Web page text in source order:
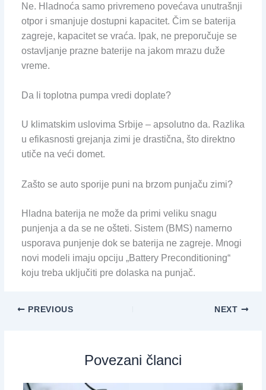
Ne. Hladnoća samo privremeno povećava unutrašnji
otpor i smanjuje dostupni kapacitet. Čim se baterija
zagreje, kapacitet se vraća. Ipak, ne preporučuje se
ostavljanje prazne baterije na jakom mrazu duže
vreme.
Da li toplotna pumpa vredi doplate?
U klimatskim uslovima Srbije – apsolutno da. Razlika
u efikasnosti grejanja zimi je drastična, što direktno
utiče na veći domet.
Zašto se auto sporije puni na brzom punjaču zimi?
Hladna baterija ne može da primi veliku snagu
punjenja a da se ne ošteti. Sistem (BMS) namerno
usporava punjenje dok se baterija ne zagreje. Mnogi
novi modeli imaju opciju „Battery Preconditioning“
koju treba uključiti pre dolaska na punjač.
PREVIOUS NEXT
Povezani članci